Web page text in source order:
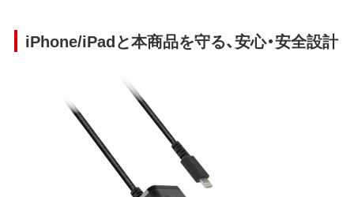
iPhone/iPadと本商品を守る、安心・安全設計